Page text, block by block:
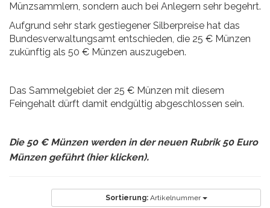
Münzsammlern, sondern auch bei Anlegern sehr begehrt.
Aufgrund sehr stark gestiegener Silberpreise hat das
Bundesverwaltungsamt entschieden, die 25 € Münzen
zukünftig als 50 € Münzen auszugeben.
Das Sammelgebiet der 25 € Münzen mit diesem
Feingehalt dürft damit endgültig abgeschlossen sein.
Die 50 € Münzen werden in der neuen Rubrik50 Euro
Münzen geführt (hier klicken).
Sortierung: Artikelnummer